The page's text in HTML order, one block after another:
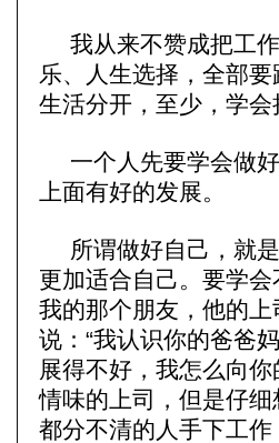
我从来不赞成把工
乐、人生选择，全部
生活分开，至少，学
一个人先要学会做
上面有好的发展。
所谓做好自己，就
更加适合自己。要学
我的那个朋友，他的
说：“我认识你的爸爸
展得不好，我怎么向
情味的上司，但是仔
都分不清的人手下工